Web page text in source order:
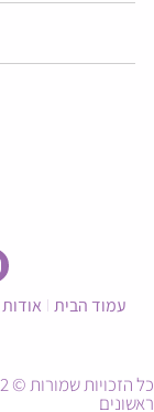
עמוד הבית אודות
ראשונים